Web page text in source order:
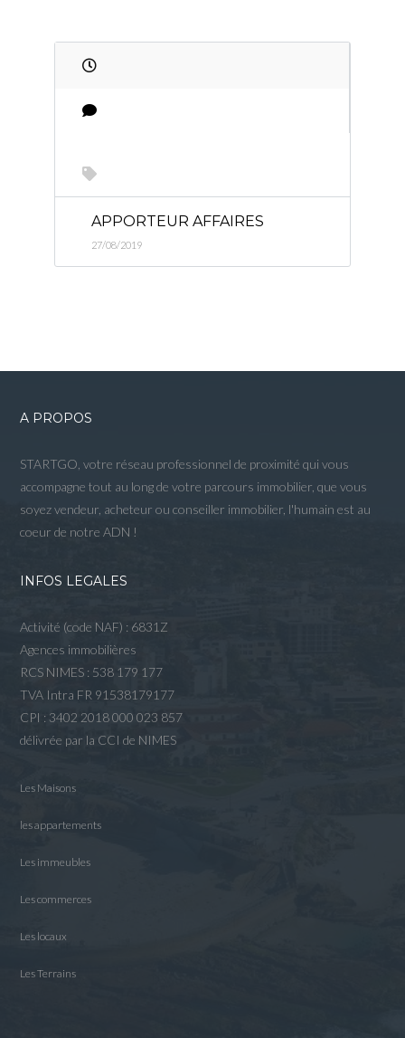
APPORTEUR AFFAIRES
27/08/2019
A PROPOS
STARTGO, votre réseau professionnel de proximité qui vous
accompagne tout au long de votre parcours immobilier, que vous
soyez vendeur, acheteur ou conseiller immobilier, l'humain est au
coeur de notre ADN !
INFOS LEGALES
Activité (code NAF) : 6831Z
Agences immobilières
RCS NIMES : 538 179 177
TVA Intra FR 91538179177
CPI : 3402 2018 000 023 857
délivrée par la CCI de NIMES
Les Maisons
les appartements
Les immeubles
Les commerces
Les locaux
Les Terrains